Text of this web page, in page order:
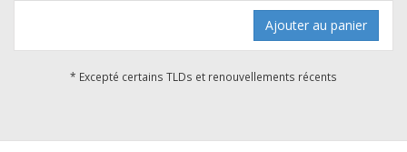
Ajouter au panier
* Excepté certains TLDs et renouvellements récents